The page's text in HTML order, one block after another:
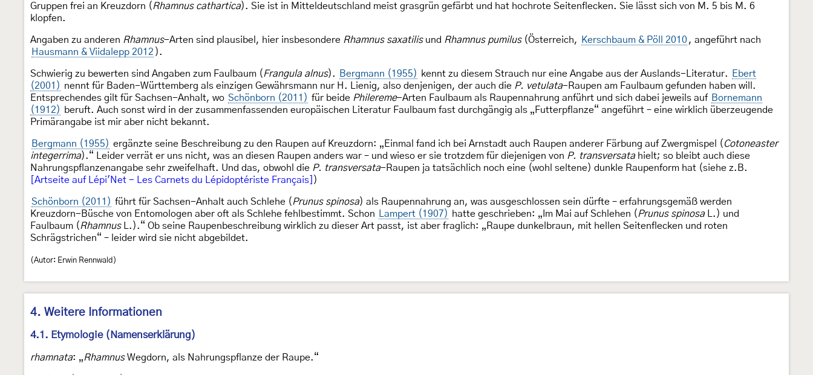
Gruppen frei an Kreuzdorn ( Rhamnus cathartica). Sie ist in Mitteldeutschland meist grasgrün gefärbt und hat hochrote Seitenflecken. Sie lässt sich von M. 5 bis M. 6
klopfen.
Angaben zu anderen Rhamnus-Arten sind plausibel, hier insbesondere Rhamnus saxatilisund Rhamnus pumilus(Österreich, Kerschbaum & Pöll 2010 , angeführt nach
Hausmann & Viidalepp 2012 ).
Schwierig zu bewerten sind Angaben zum Faulbaum ( Frangula alnus). Bergmann (1955) kennt zu diesem Strauch nur eine Angabe aus der Auslands-Literatur.
Ebert
(2001) nennt für Baden-Württemberg als einzigen Gewährsmann nur H. Lienig, also denjenigen, der auch die P. vetulata-Raupen am Faulbaum gefunden haben will.
Entsprechendes gilt für Sachsen-Anhalt, wo Schönborn (2011) für beide Philereme-Arten Faulbaum als Raupennahrung anführt und sich dabei jeweils auf Bornemann
(1912)
beruft. Auch sonst wird in der zusammenfassenden europäischen Literatur Faulbaum fast durchgängig als „Futterpflanze“ angeführt – eine wirklich überzeugende
Primärangabe ist mir aber nicht bekannt.
Bergmann (1955) ergänzte seine Beschreibung zu den Raupen auf Kreuzdorn: „Einmal fand ich bei Arnstadt auch Raupen anderer Färbung auf Zwergmispel ( Cotoneaster
integerrima).“ Leider verrät er uns nicht, was an diesen Raupen anders war – und wieso er sie trotzdem für diejenigen von P. transversatahielt; so bleibt auch diese
Nahrungspflanzenangabe sehr zweifelhaft. Und das, obwohl die P. transversata-Raupen ja tatsächlich noch eine (wohl seltene) dunkle Raupenform hat (siehe z.B.
[Artseite auf Lépi'Net - Les Carnets du Lépidoptériste Français] )
Schönborn (2011) führt für Sachsen-Anhalt auch Schlehe ( Prunus spinosa) als Raupennahrung an, was ausgeschlossen sein dürfte – erfahrungsgemäß werden
Kreuzdorn-Büsche von Entomologen aber oft als Schlehe fehlbestimmt. Schon
Lampert (1907) hatte geschrieben: „Im Mai auf Schlehen ( Prunus spinosaL.) und
Faulbaum ( RhamnusL.).“ Ob seine Raupenbeschreibung wirklich zu dieser Art passt, ist aber fraglich: „Raupe dunkelbraun, mit hellen Seitenflecken und roten
Schrägstrichen“ – leider wird sie nicht abgebildet.
(Autor: Erwin Rennwald)
4. Weitere Informationen
4.1. Etymologie (Namenserklärung)
rhamnata: „RhamnusWegdorn, als Nahrungspflanze der Raupe.“